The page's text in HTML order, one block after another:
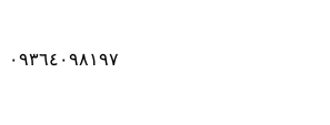
٠٩٣٦٤٠٩٨١٩٧